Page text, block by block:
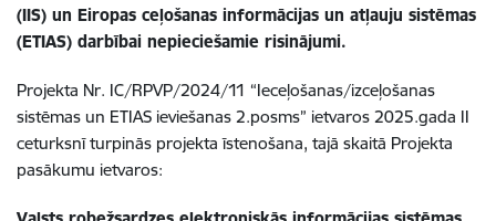
(IIS) un Eiropas ceļošanas informācijas un atļauju sistēmas
(ETIAS) darbībai nepieciešamie risinājumi.
Projekta Nr. IC/RPVP/2024/11 “Ieceļošanas/izceļošanas
sistēmas un ETIAS ieviešanas 2.posms” ietvaros 2025.gada II
ceturksnī turpinās projekta īstenošana, tajā skaitā Projekta
pasākumu ietvaros: